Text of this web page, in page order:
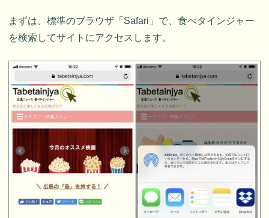
まずは、標準のブラウザ「Safari」で、食べタインジャー
を検索してサイトにアクセスします。